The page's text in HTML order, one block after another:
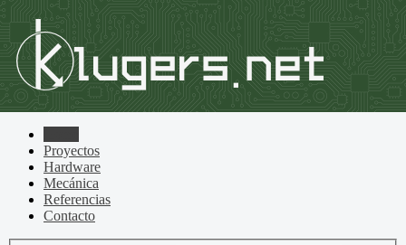
Proyectos
Hardware
Mecánica
Referencias
Contacto